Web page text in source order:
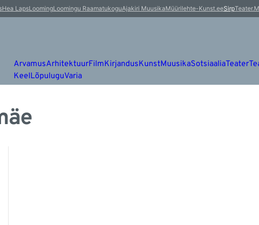
Hea LapsLoomingLoomingu RaamatukoguAjakiri MuusikaMüürilehte-Kunst.eeSirp
ArvamusArhitektuurFilmKirjandusKunstMuusikaSotsiaaliaTeater
KeelLõpuluguVaria